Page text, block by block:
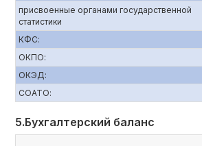
присвоенные органами государственной
статистики
КФС:
ОКПО:
ОКЭД:
СОАТО:
5.Бухгалтерский баланс